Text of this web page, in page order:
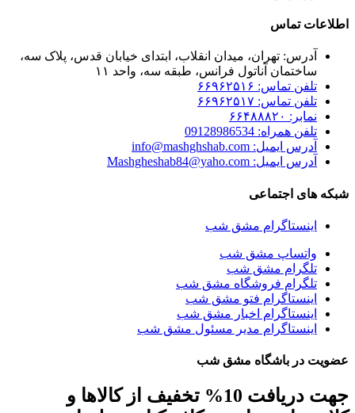
اطلاعات تماس
آدرس: تهران، میدان انقلاب، ابتدای خیابان قدس، پلاک سه،
ساختمان آناتول فرانس، طبقه سه، واحد ۱۱
تلفن تماس: ۶۶۹۶۲۵۱۶
تلفن تماس: ۶۶۹۶۲۵۱۷
نمابر: ۶۶۴۸۸۸۲۰
تلفن همراه: 09128986534
آدرس ایمیل: info@mashghshab.com
آدرس ایمیل: Mashgheshab84@yaho.com
شبکه های اجتماعی
اینستاگرام مشق شب
واتساپ مشق شب
تلگرام مشق شب
تلگرام فروشگاه مشق شب
اینستاگرام فتو مشق شب
اینستاگرام اخبار مشق شب
اینستاگرام مدیر مسئول مشق شب
عضویت در باشگاه مشق شب
جهت دریافت 10% تخفیف از کالاها و